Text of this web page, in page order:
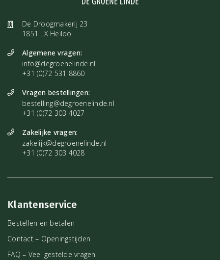
De Droogmakerij 23
1851 LX Heiloo
Algemene vragen:
info@degroenelinde.nl
+31 (0)72 531 8860
Vragen bestellingen:
bestelling@degroenelinde.nl
+31 (0)72 303 4027
Zakelijke vragen:
zakelijk@degroenelinde.nl
+31 (0)72 303 4028
Klantenservice
Bestellen en betalen
Contact – Openingstijden
FAQ – Veel gestelde vragen